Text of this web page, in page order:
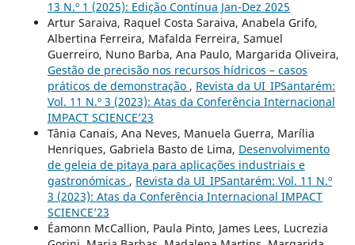
13 N.º 1 (2025): Edição Contínua Jan-Dez 2025
Artur Saraiva, Raquel Costa Saraiva, Anabela Grifo,
Albertina Ferreira, Mafalda Ferreira, Samuel
Guerreiro, Nuno Barba, Ana Paulo, Margarida Oliveira,
Gestão de precisão nos recursos hídricos – casos
práticos de demonstração , Revista da UI_IPSantarém:
Vol. 11 N.º 3 (2023): Atas da Conferência Internacional
IMPACT SCIENCE’23
Tânia Canais, Ana Neves, Manuela Guerra, Marília
Henriques, Gabriela Basto de Lima, Desenvolvimento
de geleia de pitaya para aplicações industriais e
gastronómicas , Revista da UI_IPSantarém: Vol. 11 N.º
3 (2023): Atas da Conferência Internacional IMPACT
SCIENCE’23
Éamonn McCallion, Paula Pinto, James Lees, Lucrezia